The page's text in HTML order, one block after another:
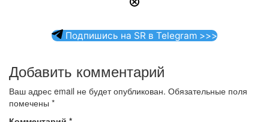
Подпишись на SR в Telegram >>>
Добавить комментарий
Ваш адрес email не будет опубликован. Обязательные поля
помечены *